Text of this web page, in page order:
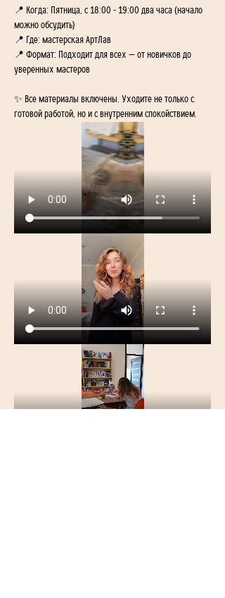
📍 Когда: Пятница, с 18:00 - 19:00 два часа (начало
можно обсудить)
📍 Где: мастерская АртЛав
📍 Формат: Подходит для всех — от новичков до
уверенных мастеров
✨ Все материалы включены. Уходите не только с
готовой работой, но и с внутренним спокойствием.